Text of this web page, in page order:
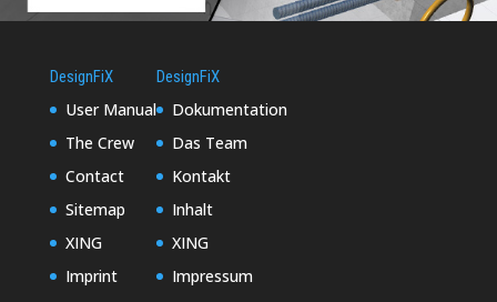
DesignFiX
User Manual
The Crew
Contact
Sitemap
XING
Imprint
DesignFiX
Dokumentation
Das Team
Kontakt
Inhalt
XING
Impressum